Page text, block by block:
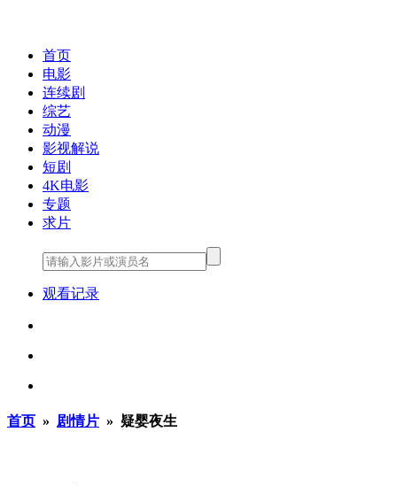
首页
电影
连续剧
综艺
动漫
影视解说
短剧
4K电影
专题
求片
观看记录
首页 » 剧情片 » 疑婴夜生